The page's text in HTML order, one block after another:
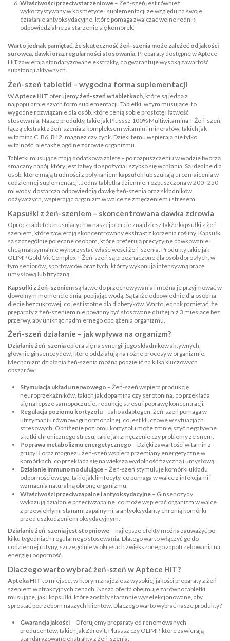
Właściwości przeciwstarzeniowe – Żeń-szeń jest również
wykorzystywany w kosmetyce i suplementacji ze względu na swoje
działanie antyoksydacyjne, które pomaga zwalczać wolne rodniki
odpowiedzialne za starzenie się komórek.
Warto jednak pamiętać, że skuteczność żeń-szenia może zależeć od jakości
surowca, dawki oraz regularności stosowania. Preparaty dostępne w Aptece
HIT zawierają standaryzowane ekstrakty, co gwarantuje wysoką zawartość
substancji aktywnych.
Żeń-szeń tabletki – wygodna forma suplementacji
WAptece HIT oferujemyżeń-szeń w tabletkach , które są jedną z
najpopularniejszych form suplementacji. Tabletki, w tym musujące, to
wygodne rozwiązanie dla osób, które cenią sobie prostotę i łatwość
stosowania. Nasze produkty, takie jak Plusssz 100% Multiwitamina + Żeń-szeń
łączą ekstrakt z żeń-szenia z kompleksem witamin i minerałów, takich jak
witamina C, B6, B12, magnez czy cynk. Dzięki temu wspierają nie tylko
witalność, ale także ogólne zdrowie organizmu.
Tabletki musujące mają dodatkową zaletę – po rozpuszczeniu w wodzie tworzą
smaczny napój, który jest łatwy do spożycia i szybko się wchłania. Są idealne dla
osób, które mają trudności z połykaniem kapsułek lub szukają urozmaicenia w
codziennej suplementacji. Jedna tabletka dziennie, rozpuszczona w 200–250
ml wody, dostarcza odpowiednią dawkę żeń-szenia oraz składników
odżywczych, wspierając organizm w walce ze zmęczeniem i stresem.
Kapsułki z żeń-szeniem – skoncentrowana dawka zdrowia
Oprócz tabletek musujących w naszej ofercie znajdziesz także kapsułki z żeń-
szeniem, które zawierają skoncentrowany ekstrakt z korzenia rośliny. Kapsułki
są szczególnie polecane osobom, które preferują precyzyjne dawkowanie i
chcą maksymalnie wykorzystać właściwości żeń-szenia. Produkty takie jak
OLIMP Gold-Vit Complex + Żeń-szeń są przeznaczone dla osób dorosłych, w
tym seniorów, sportowców oraz tych, którzy wykonują intensywną pracę
umysłową lub fizyczną.
Kapsułki z żeń-szeniem są łatwe do przechowywania i można je przyjmować w
dowolnym momencie dnia, popijając wodą. Są także odpowiednie dla osób na
diecie bezcukrowej, co jest istotne dla diabetyków. Warto jednak pamiętać, że
preparaty z żeń-szeniem nie powinny być stosowane dłużej niż 3 miesiące bez
przerwy, aby uniknąć nadmiernego obciążenia organizmu.
Żeń-szeń działanie – jak wpływa na organizm?
Działanie żeń-szenia opiera się na synergii jego składników aktywnych,
głównie ginsenozydów, które oddziałują na różne procesy w organizmie.
Mechanizm działania żeń-szenia można podzielić na kilka kluczowych
obszarów:
Stymulacja układu nerwowego – Żeń-szeń wspiera produkcję
neuroprzekaźników, takich jak dopamina czy serotonina, co przekłada
się na lepsze samopoczucie, redukcję stresu i poprawę koncentracji.
Regulacja poziomu kortyzolu – Jako adaptogen, żeń-szeń pomaga w
utrzymaniu równowagi hormonalnej, co jest kluczowe w sytuacjach
stresowych. Obniżenie poziomu kortyzolu może zmniejszyć negatywne
skutki chronicznego stresu, takie jak zmęczenie czy problemy ze snem.
Poprawa metabolizmu energetycznego – Dzięki zawartości witamin z
grupy B oraz magnezu żeń-szeń wspiera przemiany energetyczne w
komórkach, co przekłada się na większą wydolność fizyczną i umysłową.
Działanie immunomodulujące – Żeń-szeń stymuluje komórki układu
odpornościowego, takie jak limfocyty, co pomaga w walce z infekcjami i
wzmacnia naturalną obronę organizmu.
Właściwości przeciwzapalne i antyoksydacyjne – Ginsenozydy
wykazują działanie przeciwzapalne, co może wspierać organizm w walce
z przewlekłymi stanami zapalnymi, a antyoksydanty chronią komórki
przed uszkodzeniem oksydacyjnym.
Działanie żeń-szenia jest stopniowe – najlepsze efekty można zauważyć po
kilku tygodniach regularnego stosowania. Dlatego warto włączyć go do
codziennej rutyny, szczególnie w okresach zwiększonego zapotrzebowania na
energię i odporność.
Dlaczego warto wybrać żeń-szeń w Aptece HIT?
Apteka HIT to miejsce, w którym znajdziesz wysokiej jakości preparaty z żeń-
szeniem w atrakcyjnych cenach. Nasza oferta obejmuje zarówno tabletki
musujące, jak i kapsułki, które zostały starannie wyselekcjonowane, aby
sprostać potrzebom naszych klientów. Dlaczego warto wybrać nasze produkty?
Gwarancja jakości – Oferujemy preparaty od renomowanych
producentów, takich jak Zdrovit, Plusssz czy OLIMP, które zawierają
standaryzowane ekstrakty z żeń-szenia.